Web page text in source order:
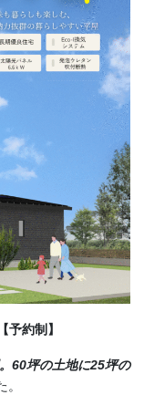
約制】
60坪の土地に25坪の